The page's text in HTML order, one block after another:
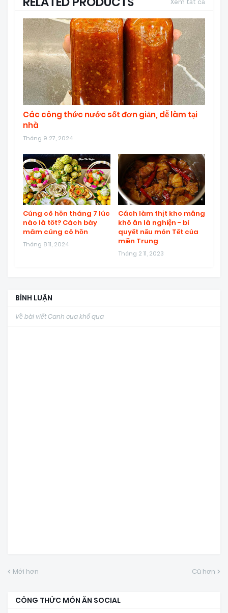
Các công thức nước sốt đơn giản, dễ làm tại
nhà
Tháng 9 27, 2024
Cúng cô hồn tháng 7 lúc
nào là tốt? Cách bày
mâm cúng cô hồn
Tháng 8 11, 2024
Cách làm thịt kho măng
khô ăn là nghiện - bí
quyết nấu món Tết của
miền Trung
Tháng 2 11, 2023
BÌNH LUẬN
Về bài viết Canh cua khổ qua
Mới hơn Cũ hơn
CÔNG THỨC MÓN ĂN SOCIAL